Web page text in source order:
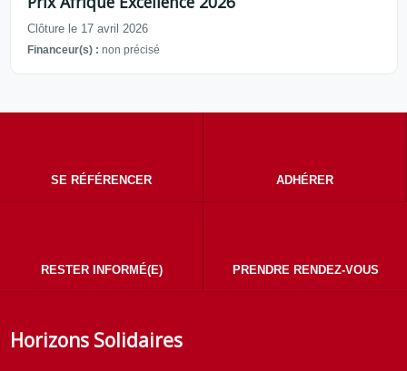
Clôture le 17 avril 2026
Financeur(s) : non précisé
SE RÉFÉRENCER ADHÉRER
RESTER INFORMÉ(E) PRENDRE RENDEZ-VOUS
Horizons Solidaires